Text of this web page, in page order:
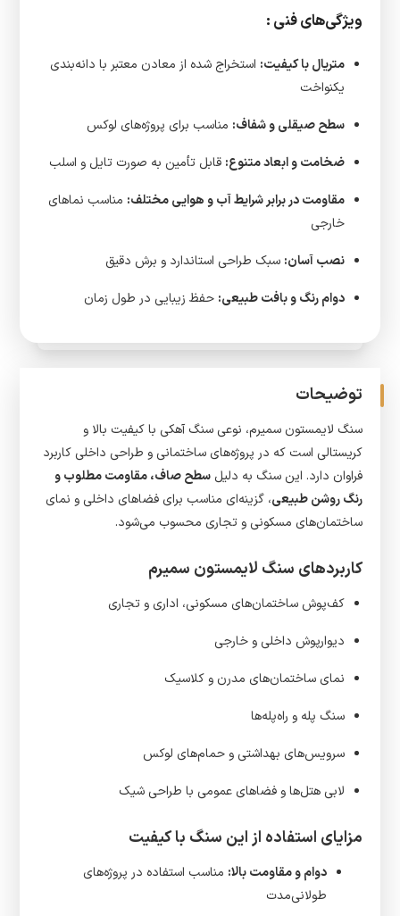
ویژگی‌های فنی :
متریال با کیفیت: استخراج شده از معادن معتبر با دانه‌بندی
یکنواخت
سطح صیقلی و شفاف: مناسب برای پروژه‌های لوکس
ضخامت و ابعاد متنوع: قابل تأمین به صورت تایل و اسلب
مقاومت در برابر شرایط آب و هوایی مختلف: مناسب نماهای
خارجی
نصب آسان: سبک طراحی استاندارد و برش دقیق
دوام رنگ و بافت طبیعی: حفظ زیبایی در طول زمان
توضیحات
سنگ لایمستون سمیرم، نوعی سنگ آهکی با کیفیت بالا و
کریستالی است که در پروژه‌های ساختمانی و طراحی داخلی کاربرد
فراوان دارد. این سنگ به دلیل سطح صاف، مقاومت مطلوب و
رنگ روشن طبیعی، گزینه‌ای مناسب برای فضاهای داخلی و نمای
ساختمان‌های مسکونی و تجاری محسوب می‌شود.
کاربردهای سنگ لایمستون سمیرم
کف‌پوش ساختمان‌های مسکونی، اداری و تجاری
دیوارپوش داخلی و خارجی
نمای ساختمان‌های مدرن و کلاسیک
سنگ پله و راه‌پله‌ها
سرویس‌های بهداشتی و حمام‌های لوکس
لابی هتل‌ها و فضاهای عمومی با طراحی شیک
مزایای استفاده از این سنگ با کیفیت
دوام و مقاومت بالا: مناسب استفاده در پروژه‌های
طولانی‌مدت